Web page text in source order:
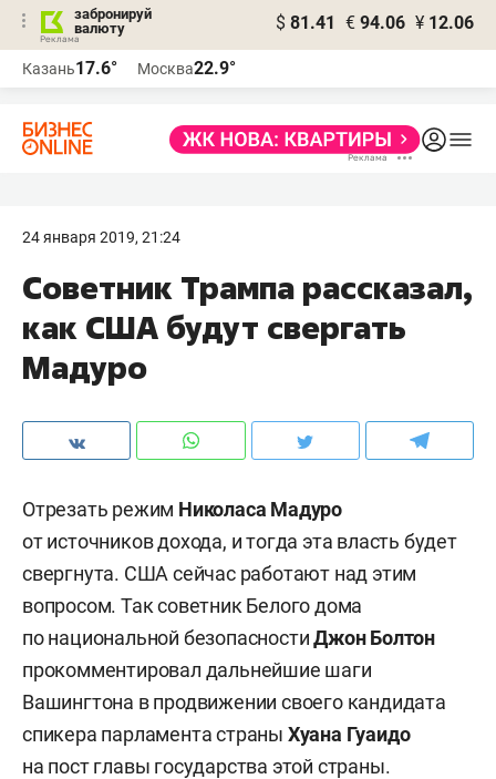
забронируй
валюту
$ 81.41 € 94.06 ¥ 12.06
Казань17.6° Москва22.9°
24 января 2019, 21:24
Советник Трампа рассказал,
как США будут свергать
Мадуро
Отрезать режим Николаса Мадуро
от источников дохода, и тогда эта власть будет
свергнута. США сейчас работают над этим
вопросом. Так советник Белого дома
по национальной безопасностиДжон Болтон
прокомментировал дальнейшие шаги
Вашингтона в продвижении своего кандидата
спикера парламента страны Хуана Гуаидо
на пост главы государства этой страны.